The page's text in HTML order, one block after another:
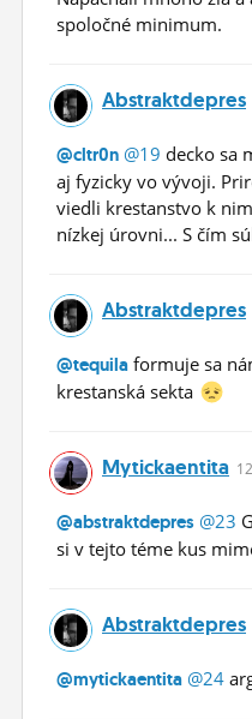
spoločné minimum.
Abstraktdepres
@cltr0n @19 decko sa
aj fyzicky vo vývoji.
viedli krestanstvo k
nízkej úrovni... S čím
Abstraktdepres
@tequila formuje sa
krestanská sekta
Mytickaentita
@abstraktdepres @23
si v tejto téme kus
Abstraktdepres
@mytickaentita @24